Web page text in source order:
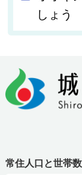
しょう